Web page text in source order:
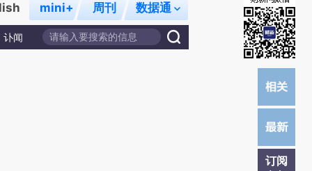
mini+ 周刊 数据通
讣闻
订阅